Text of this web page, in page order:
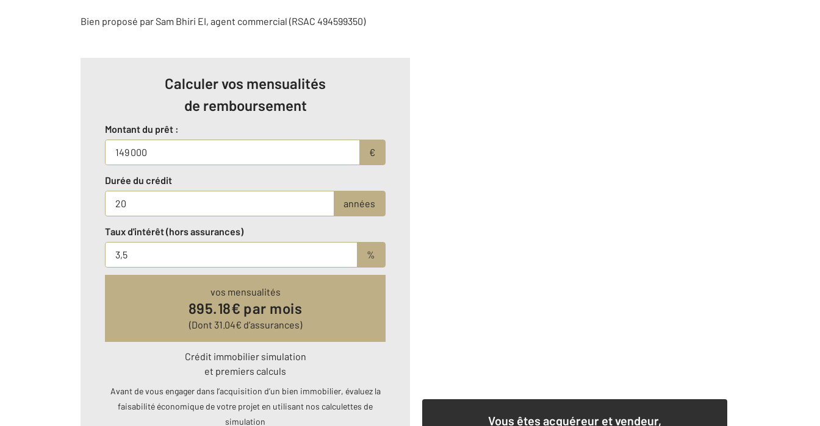
Bien proposé parSam Bhiri EI, agent commercial (RSAC 494599350)
Calculer vos mensualités
de remboursement
Montant du prêt :
€
Durée du crédit
années
Taux d'intérêt (hors assurances)
%
vos mensualités
895.18€ par mois
(Dont 31.04€ d’assurances)
Crédit immobilier simulation
et premiers calculs
Avant de vous engager dans l’acquisition d’un bien immobilier, évaluez la
faisabilité économique de votre projet en utilisant nos calculettes de
simulation
Vous êtes acquéreur et vendeur,